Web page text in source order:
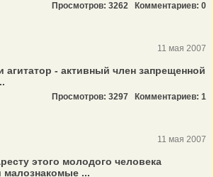
Просмотров: 3262 Комментариев: 0
11 мая 2007
- активный член запрещенной
Просмотров: 3297 Комментариев: 1
11 мая 2007
этого молодого человека
малознакомые ...